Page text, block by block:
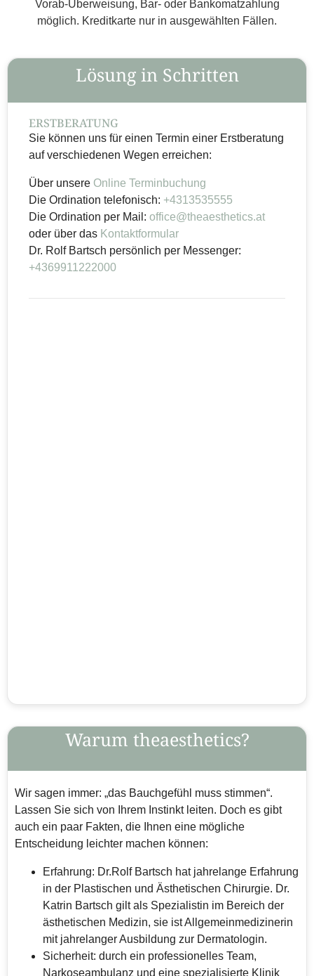
Vorab-Überweisung, Bar- oder Bankomatzahlung
möglich. Kreditkarte nur in ausgewählten Fällen.
Lösung in Schritten
ERSTBERATUNG
Sie können uns für einen Termin einer Erstberatung
auf verschiedenen Wegen erreichen:
Über unsere Online Terminbuchung
Die Ordination telefonisch: +4313535555
Die Ordination per Mail: office@theaesthetics.at
oder über das Kontaktformular
Dr. Rolf Bartsch persönlich per Messenger:
+4369911222000
Warum theaesthetics?
Wir sagen immer: „das Bauchgefühl muss stimmen“.
Lassen Sie sich von Ihrem Instinkt leiten. Doch es gibt
auch ein paar Fakten, die Ihnen eine mögliche
Entscheidung leichter machen können:
Erfahrung: Dr.Rolf Bartsch hat jahrelange Erfahrung
in der Plastischen und Ästhetischen Chirurgie. Dr.
Katrin Bartsch gilt als Spezialistin im Bereich der
ästhetischen Medizin, sie ist Allgemeinmedizinerin
mit jahrelanger Ausbildung zur Dermatologin.
Sicherheit: durch ein professionelles Team,
Narkoseambulanz und eine spezialisierte Klinik